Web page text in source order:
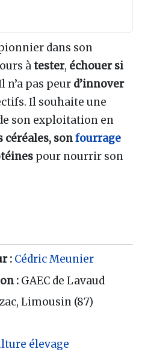
dans son
àtester, échouer si
n’a pas peur d’innover
Il souhaite une
son exploitation en
sonfourrage
pour nourrir son
: Cédric Meunier
: GAEC de Lavaud
Limousin (87)
élevage